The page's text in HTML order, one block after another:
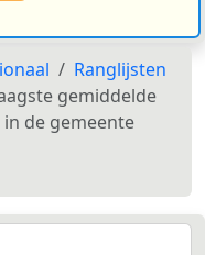
Ranglijsten
gemiddelde
de gemeente